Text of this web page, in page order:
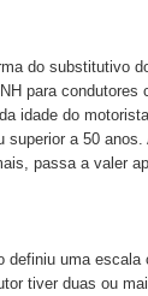
do substitutivo
para
idade do
superior a 50
passa a valer
definiu uma
tiver duas ou